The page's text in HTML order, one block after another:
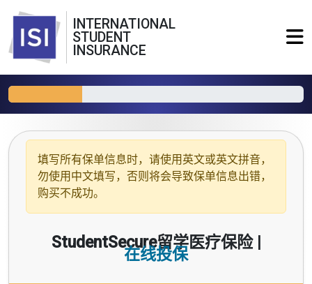
INTERNATIONAL
STUDENT
INSURANCE
填写所有保单信息时，请使用 英文或英文拼音，
勿使用中文填写，否则将会导致保单信息出错，
购买不成功。
StudentSecure留学医疗保险 |
在线投保